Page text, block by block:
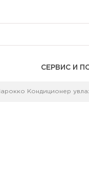
СЕРВИС И
Кондиционер